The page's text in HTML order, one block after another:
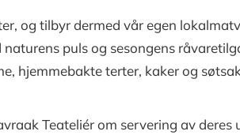
og tilbyr dermed vår egen
puls og sesongens
hjemmebakte terter, kaker og
Teateliér om servering av deres